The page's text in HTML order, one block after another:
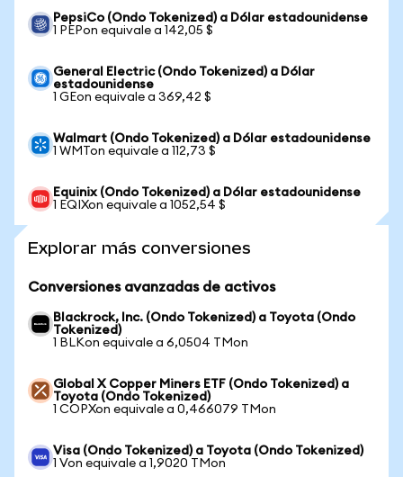
PepsiCo (Ondo Tokenized) a Dólar estadounidense
1 PEPon equivale a 142,05 $
General Electric (Ondo Tokenized) a Dólar
estadounidense
1 GEon equivale a 369,42 $
Walmart (Ondo Tokenized) a Dólar estadounidense
1 WMTon equivale a 112,73 $
Equinix (Ondo Tokenized) a Dólar estadounidense
1 EQIXon equivale a 1052,54 $
Explorar más conversiones
Conversiones avanzadas de activos
Blackrock, Inc. (Ondo Tokenized) a Toyota (Ondo
Tokenized)
1 BLKon equivale a 6,0504 TMon
Global X Copper Miners ETF (Ondo Tokenized) a
Toyota (Ondo Tokenized)
1 COPXon equivale a 0,466079 TMon
Visa (Ondo Tokenized) a Toyota (Ondo Tokenized)
1 Von equivale a 1,9020 TMon